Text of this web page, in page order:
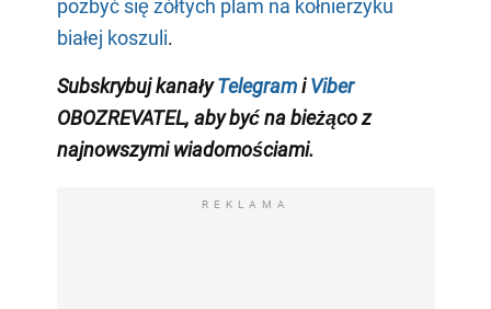
pozbyć się żółtych plam na kołnierzyku
białej koszuli.
Subskrybuj kanałyTelegramiViber
OBOZREVATEL, aby być na bieżąco z
najnowszymi wiadomościami.
REKLAMA